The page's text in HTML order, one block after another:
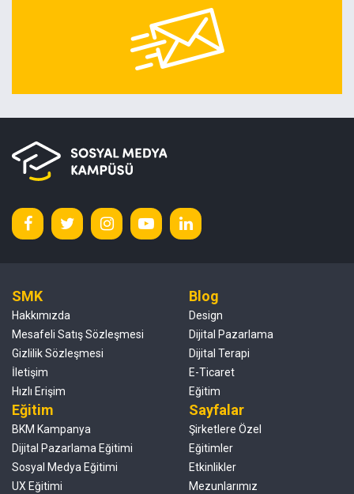
SMK
Hakkımızda
Mesafeli Satış Sözleşmesi
Gizlilik Sözleşmesi
İletişim
Hızlı Erişim
Blog
Design
Dijital Pazarlama
Dijital Terapi
E-Ticaret
Eğitim
Eğitim
BKM Kampanya
Dijital Pazarlama Eğitimi
Sosyal Medya Eğitimi
UX Eğitimi
Sayfalar
Şirketlere Özel
Eğitimler
Etkinlikler
Mezunlarımız